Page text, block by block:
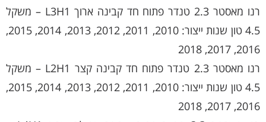
רנו מאסטר 2.3 טנדר פתוח חד קבינה ארוך L3H1 – משקל
4.5 טון שנות ייצור: 2010, 2011, 2012, 2013, 2014, 2015,
2016, 2017, 2018
רנו מאסטר 2.3 טנדר פתוח חד קבינה קצר L2H1 – משקל
4.5 טון שנות ייצור: 2010, 2011, 2012, 2013, 2014, 2015,
2016, 2017, 2018